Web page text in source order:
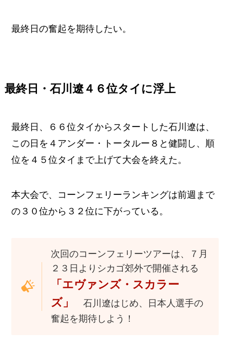
最終日の奮起を期待したい。
最終日・石川遼４６位タイに浮上
最終日、６６位タイからスタートした石川遼は、
この日を４アンダー・トータルー８と健闘し、順
位を４５位タイまで上げて大会を終えた。
本大会で、コーンフェリーランキングは前週まで
の３０位から３２位に下がっている。
次回のコーンフェリーツアーは、７月
２３日よりシカゴ郊外で開催される
「エヴァンズ・スカラー
ズ」
石川遼はじめ、日本人選手の
奮起を期待しよう！